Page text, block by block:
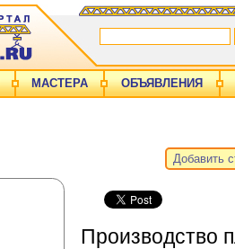
МАСТЕРА ОБЪЯВЛЕНИЯ
Добавить
Производство